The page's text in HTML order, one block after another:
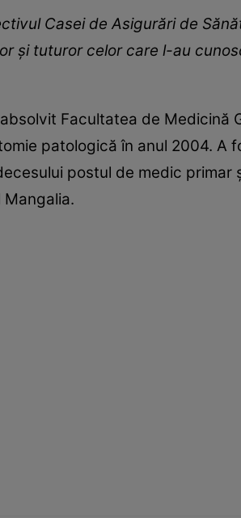
Casei de Asigurări de
și tuturor celor care l-au
Facultatea de
patologică în anul 2004.
postul de medic
Mangalia.